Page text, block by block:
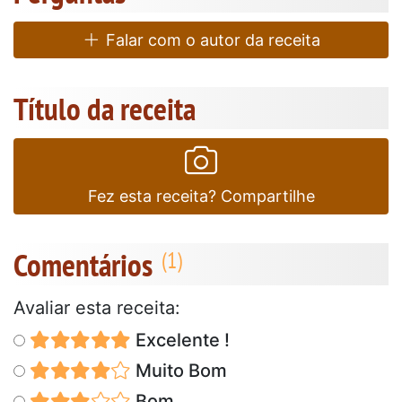
Falar com o autor da receita
Título da receita
Fez esta receita? Compartilhe
Comentários
Avaliar esta receita:
Excelente !
Muito Bom